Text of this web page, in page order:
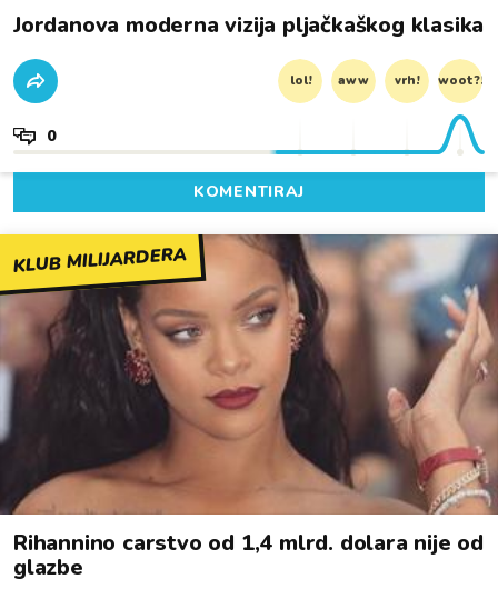
Jordanova moderna vizija pljačkaškog klasika
lol! aww vrh! woot?!
0
KOMENTIRAJ
KLUB MILIJARDERA
Rihannino carstvo od 1,4 mlrd. dolara nije od
glazbe